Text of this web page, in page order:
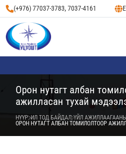
(+976) 77037-3783, 7037-4161
Орон нутагт албан
ажилласан тухай
НҮҮР ИЛ ТОД БАЙДАЛ ҮЙЛ
ОРОН НУТАГТ АЛБАН ТОМИЛОЛТООР